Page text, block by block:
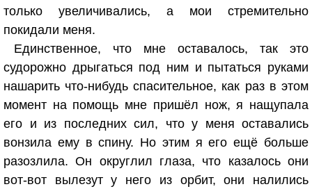
только увеличивались, а мои стремительно
покидали меня.
Единственное, что мне оставалось, так это
судорожно дрыгаться под ним и пытаться руками
нашарить что-нибудь спасительное, как раз в этом
момент на помощь мне пришёл нож, я нащупала
его и из последних сил, что у меня оставались
вонзила ему в спину. Но этим я его ещё больше
разозлила. Он округлил глаза, что казалось они
вот-вот вылезут у него из орбит, они налились